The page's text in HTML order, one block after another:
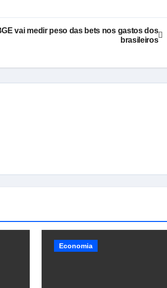
vai medir peso das bets nos gastos dos
brasileiros
Economia